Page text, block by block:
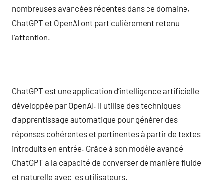
nombreuses avancées récentes dans ce domaine,
ChatGPT et OpenAI ont particulièrement retenu
l’attention.
ChatGPT est une application d’intelligence artificielle
développée par OpenAI. Il utilise des techniques
d’apprentissage automatique pour générer des
réponses cohérentes et pertinentes à partir de textes
introduits en entrée. Grâce à son modèle avancé,
ChatGPT a la capacité de converser de manière fluide
et naturelle avec les utilisateurs.